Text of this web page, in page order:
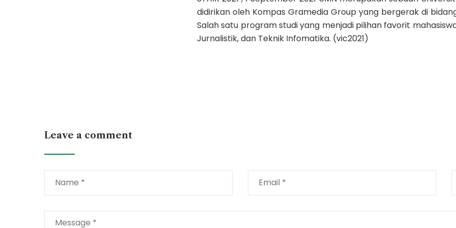
didirikan oleh Kompas Gramedia Group yang bergerak di
Salah satu program studi yang menjadi pilihan favorit
Jurnalistik, dan Teknik Infomatika. (vic2021)
Leave a comment